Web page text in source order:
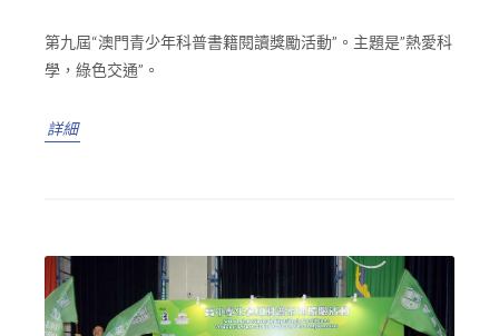
第九屆“澳門青少年科普書籍閱讀獎勵活動”。主題是”熱愛科
學，綠色交通”。
詳細